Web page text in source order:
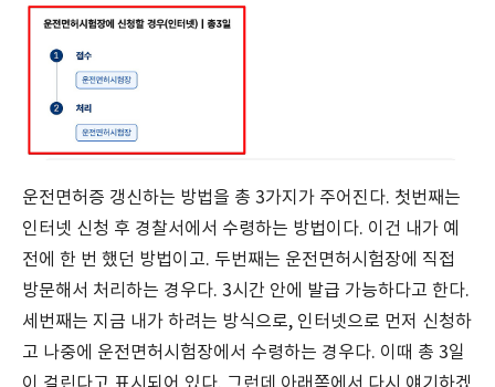
운전면허증 갱신하는 방법을 총 3가지가 주어진다. 첫번째는
인터넷 신청 후 경찰서에서 수령하는 방법이다. 이건 내가 예
전에 한 번 했던 방법이고. 두번째는 운전면허시험장에 직접
방문해서 처리하는 경우다. 3시간 안에 발급 가능하다고 한다.
세번째는 지금 내가 하려는 방식으로, 인터넷으로 먼저 신청하
고 나중에 운전면허시험장에서 수령하는 경우다. 이때 총 3일